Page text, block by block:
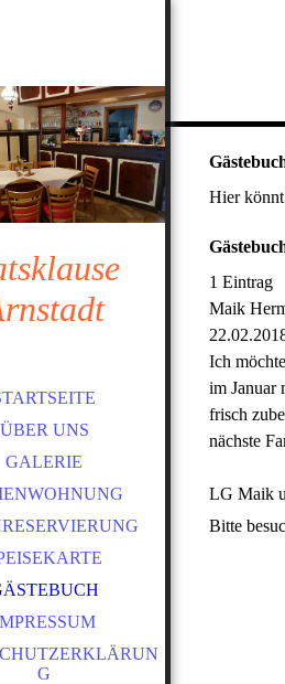
ÜBER UNS
GALERIE
G
Hier könnt
1 Eintrag
Maik
Ich
im Januar
frisch
nächste
LG Maik
Bitte